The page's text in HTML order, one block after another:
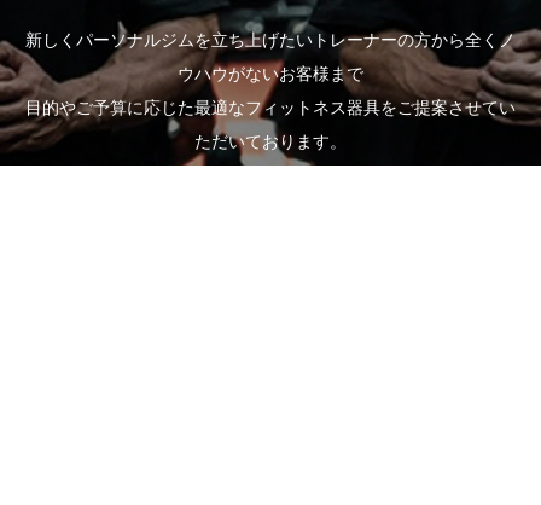
新しくパーソナルジムを立ち上げたいトレーナーの方から全くノ
ウハウがないお客様まで
目的やご予算に応じた最適なフィットネス器具をご提案させてい
ただいております。